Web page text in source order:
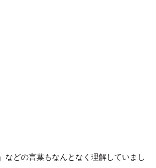
どの言葉もなんとなく理解していまし